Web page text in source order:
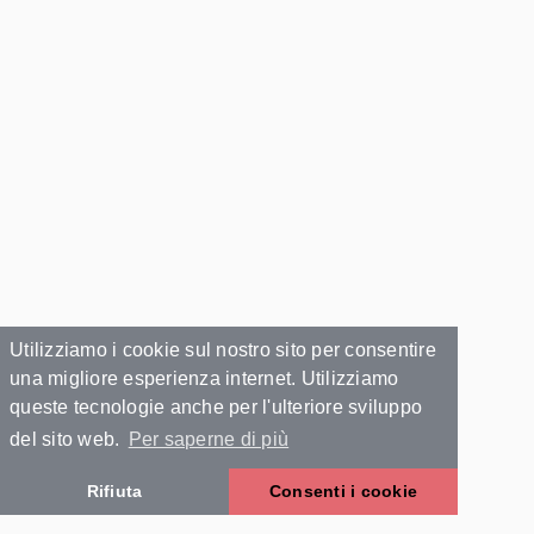
Utilizziamo i cookie sul nostro sito per consentire
una migliore esperienza internet. Utilizziamo
queste tecnologie anche per l'ulteriore sviluppo
del sito web.
Per saperne di più
Rifiuta Consenti i cookie